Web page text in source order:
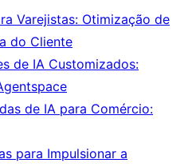
Varejistas: Otimização de
do Cliente
de IA Customizados:
de IA para Comércio:
para Impulsionar a